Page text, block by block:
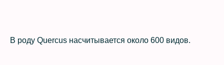
В роду Quercus насчитывается около 600 видов.